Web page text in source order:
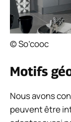
© So’cooc
Motifs
Nous avons
peuvent être